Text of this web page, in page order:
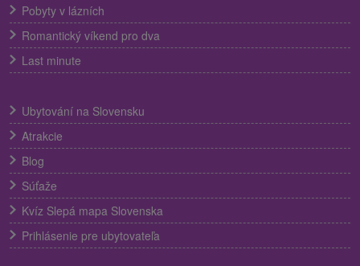
Pobyty v lázních
Romantický víkend pro dva
Last minute
Ubytování na Slovensku
Atrakcie
Blog
Súťaže
Kvíz Slepá mapa Slovenska
Prihlásenie pre ubytovateľa